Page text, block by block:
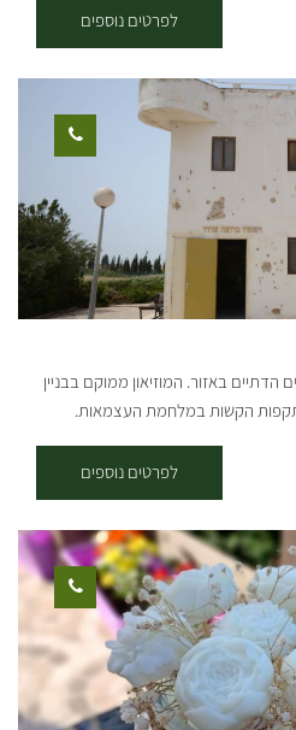
מעביר סדנת עץ חוויתית תוך לימוד
- אנחנו נשייף נבריג ונצבע מוצר
בצורות מיוחדות, ארגזי עץ
שעונים, אביזרים שונים לבית, לחדרי
הביתה מיד בתום הסדנה. מתאים
לפרטים נוספים
הדתיים באזור. המוזיאון ממוקם בבניין
הקשות במלחמת העצמאות.
בית הביטחון הישן של קבוץ סעד,
את סיפור המאבק על האזור,
מלחמת חרבות ברזל. בחצר האתר
במלחמה, וכן דגם מוקטן של
המונגשת, מוצג סרטון המספר על
תצפית על האזור ורצועת עזה.
וארועי המלחמה. ההגעה לאתר
שמאלה, דרומה, בכביש שדות עד לחנית
מראש בלבד.
לפרטים נוספים